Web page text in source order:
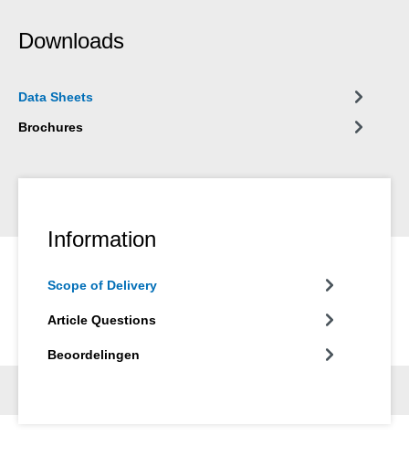
Downloads
Data Sheets
Brochures
Information
Scope of Delivery
Article Questions
Beoordelingen